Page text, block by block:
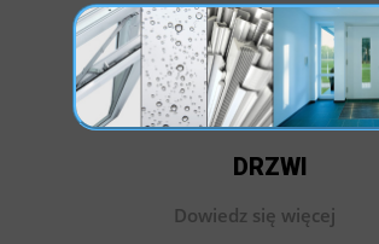
DRZWI
Dowiedz się więcej